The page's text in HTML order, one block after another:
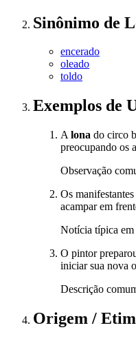
Sinônimo de
encerado
oleado
toldo
Exemplos de
A lona do circo
preocupando os
Observação
Os
acampar em
Notícia típica em
O pintor
iniciar sua nova
Descrição
Origem /